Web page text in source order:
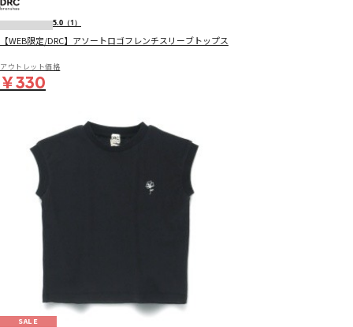
5.0 （1）
【WEB限定/DRC】アソートロゴフレンチスリーブトップス
アウトレット価格
￥330
SALE